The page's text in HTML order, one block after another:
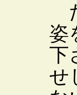
姿
下
せ